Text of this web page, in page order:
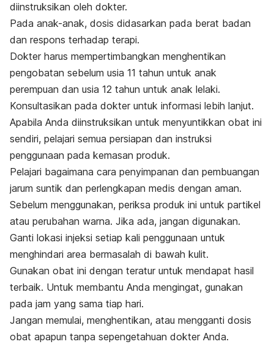
diinstruksikan oleh dokter.
Pada anak-anak, dosis didasarkan pada berat badan
dan respons terhadap terapi.
Dokter harus mempertimbangkan menghentikan
pengobatan sebelum usia 11 tahun untuk anak
perempuan dan usia 12 tahun untuk anak lelaki.
Konsultasikan pada dokter untuk informasi lebih lanjut.
Apabila Anda diinstruksikan untuk menyuntikkan obat ini
sendiri, pelajari semua persiapan dan instruksi
penggunaan pada kemasan produk.
Pelajari bagaimana cara penyimpanan dan pembuangan
jarum suntik dan perlengkapan medis dengan aman.
Sebelum menggunakan, periksa produk ini untuk partikel
atau perubahan warna. Jika ada, jangan digunakan.
Ganti lokasi injeksi setiap kali penggunaan untuk
menghindari area bermasalah di bawah kulit.
Gunakan obat ini dengan teratur untuk mendapat hasil
terbaik. Untuk membantu Anda mengingat, gunakan
pada jam yang sama tiap hari.
Jangan memulai, menghentikan, atau mengganti dosis
obat apapun tanpa sepengetahuan dokter Anda.